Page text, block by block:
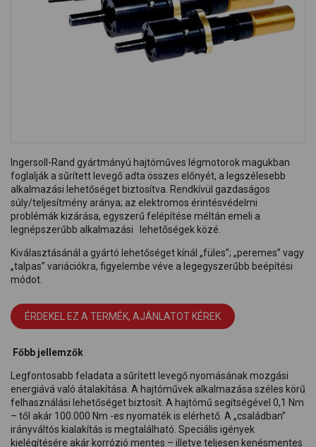
Ingersoll-Rand gyártmányú hajtóműves légmotorok magukban
foglalják a sűrített levegő adta összes előnyét, a legszélesebb
alkalmazási lehetőséget biztosítva. Rendkívül gazdaságos
súly/teljesítmény aránya; az elektromos érintésvédelmi
problémák kizárása, egyszerű felépítése méltán emeli a
legnépszerűbb alkalmazási lehetőségek közé.
Kiválasztásánál a gyártó lehetőséget kínál „füles”; „peremes” vagy
„talpas” variációkra, figyelembe véve a legegyszerűbb beépítési
módot.
ÉRDEKEL EZ A TERMÉK, AJÁNLATOT KÉREK
Főbb jellemzők
Legfontosabb feladata a sűrített levegő nyomásának mozgási
energiává való átalakítása. A hajtóművek alkalmazása széles körű
felhasználási lehetőséget biztosít. A hajtómű segítségével 0,1 Nm
– től akár 100.000 Nm -es nyomaték is elérhető. A „családban”
irányváltós kialakítás is megtalálható. Speciális igények
kielégítésére akár korrózió mentes – illetve teljesen kenésmentes